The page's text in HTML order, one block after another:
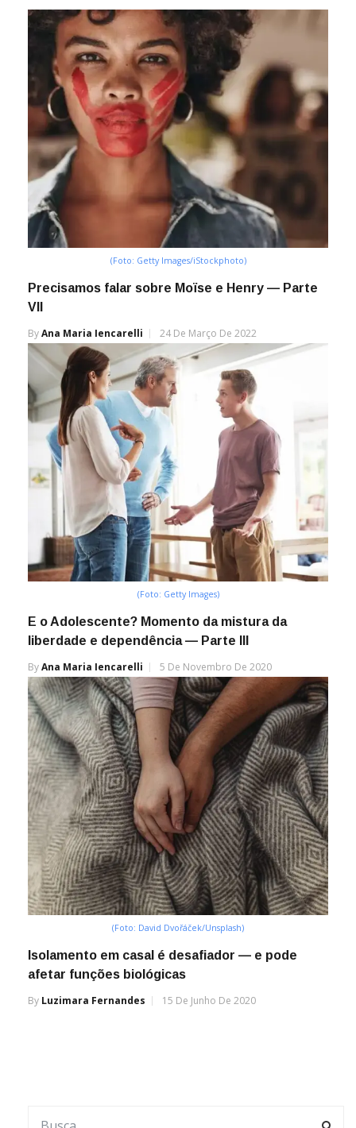
(Foto: Getty Images/iStockphoto)
Precisamos falar sobre Moïse e Henry — Parte
VII
ByAna Maria Iencarelli 24 De Março De 2022
(Foto: Getty Images)
E o Adolescente? Momento da mistura da
liberdade e dependência — Parte III
ByAna Maria Iencarelli 5 De Novembro De 2020
(Foto: David Dvořáček/Unsplash)
Isolamento em casal é desafiador — e pode
afetar funções biológicas
By Luzimara Fernandes 15 De Junho De 2020